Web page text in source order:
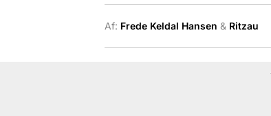
Af: Frede Keldal Hansen & Ritzau